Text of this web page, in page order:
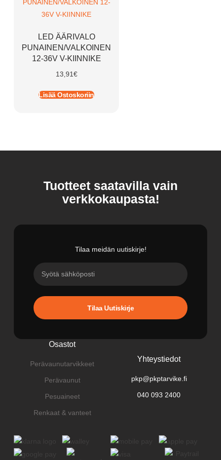
LED ÄÄRIVALO
PUNAINEN/VALKOINEN
12-36V V-KIINNIKE
13,91€
Lisää Ostoskoriin
Tuotteet saatavilla vain
verkkokaupasta!
Tilaa meidän uutiskirje!
Tilaa Uutiskirje
Osastot
Perävaunutarvikkeet
Perävaunut
Pesuaineet
Renkaat & vanteet
Yhteystiedot
pkp@pkptarvike.fi
040 093 2400